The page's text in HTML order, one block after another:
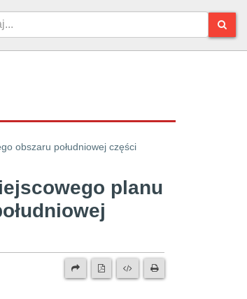
obszaru południowej części
planu